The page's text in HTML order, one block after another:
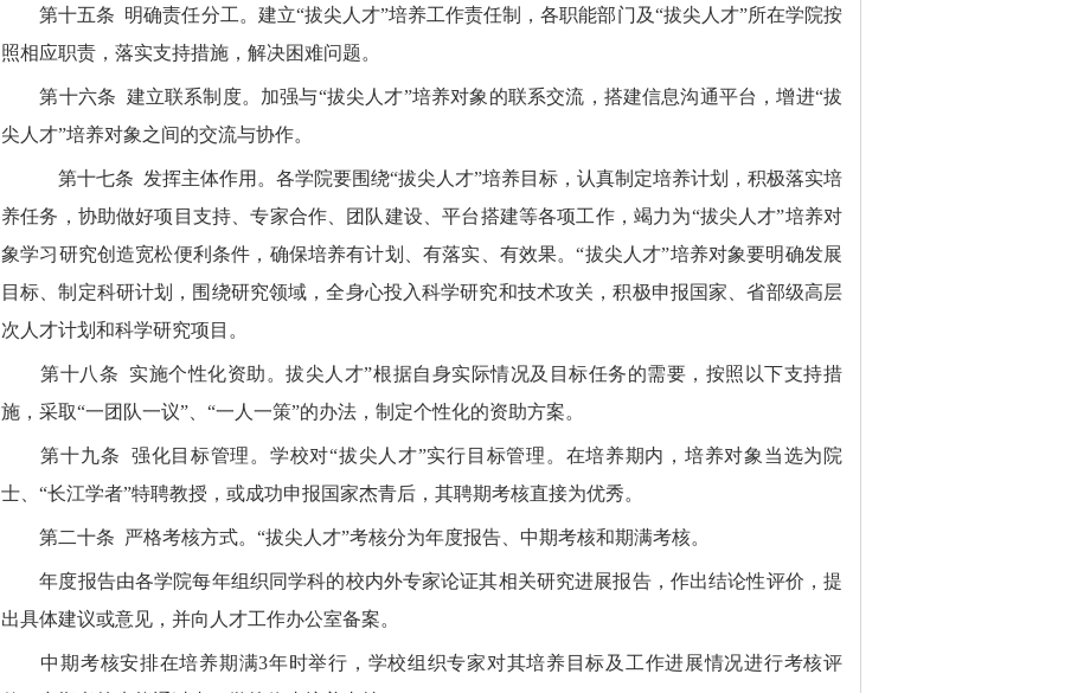
第十五条 明确责任分工。建立“拔尖人才”培养工作责任制，各职能部门及“拔尖人才”所在学院按
照相应职责，落实支持措施，解决困难问题。
第十六条 建立联系制度。加强与“拔尖人才”培养对象的联系交流，搭建信息沟通平台，增进“拔
尖人才”培养对象之间的交流与协作。
第十七条 发挥主体作用。各学院要围绕“拔尖人才”培养目标，认真制定培养计划，积极落实培
养任务，协助做好项目支持、专家合作、团队建设、平台搭建等各项工作，竭力为“拔尖人才”培养对
象学习研究创造宽松便利条件，确保培养有计划、有落实、有效果。“拔尖人才”培养对象要明确发展
目标、制定科研计划，围绕研究领域，全身心投入科学研究和技术攻关，积极申报国家、省部级高层
次人才计划和科学研究项目。
第十八条
实施个性化资助。拔尖人才”根据自身实际情况及目标任务的需要，按照以下支持措
施，采取“一团队一议”、“一人一策”的办法，制定个性化的资助方案。
第十九条 强化目标管理。 学校对“拔尖人才”实行目标管理。在培养期内，培养对象当选为院
士、“长江学者”特聘教授，或成功申报国家杰青后，其聘期考核直接为优秀。
第二十条 严格考核方式。 “拔尖人才”考核分为年度报告、中期考核和期满考核。
年度报告由各学院每年组织同学科的校内外专家论证其相关研究进展报告，作出结论性评价，提
出具体建议或意见，并向人才工作办公室备案。
中期考核安排在培养期满3年时举行，学校组织专家对其培养目标及工作进展情况进行考核评